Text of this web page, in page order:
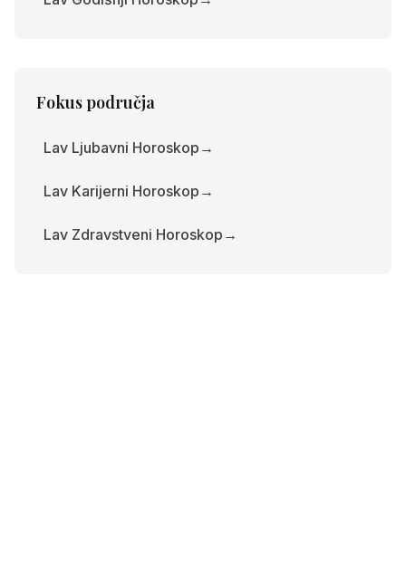
Fokus područja
Lav Ljubavni Horoskop →
Lav Karijerni Horoskop →
Lav Zdravstveni Horoskop →